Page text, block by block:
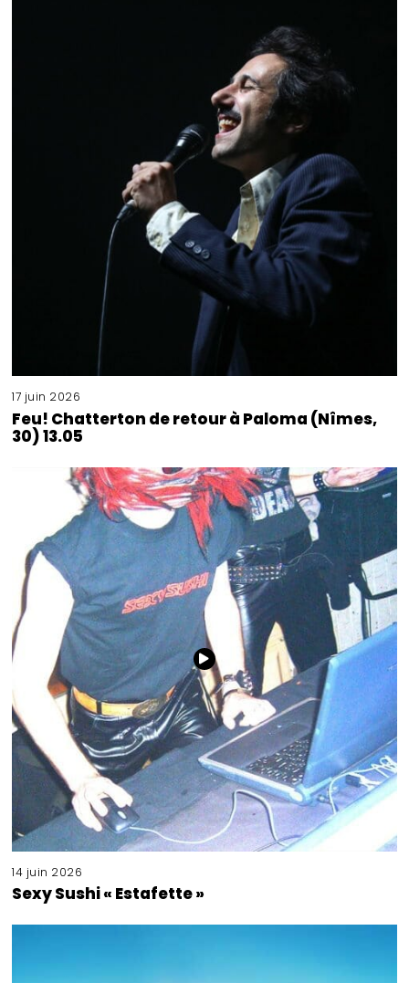
17 juin 2026
Feu! Chatterton de retour à Paloma (Nîmes,
30) 13.05
14 juin 2026
Sexy Sushi « Estafette »